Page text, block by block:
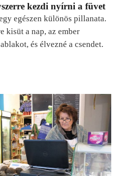
kezdi nyírni a füvet
egészen különös pillanata.
kisüt a nap, az ember
és élvezné a csendet.